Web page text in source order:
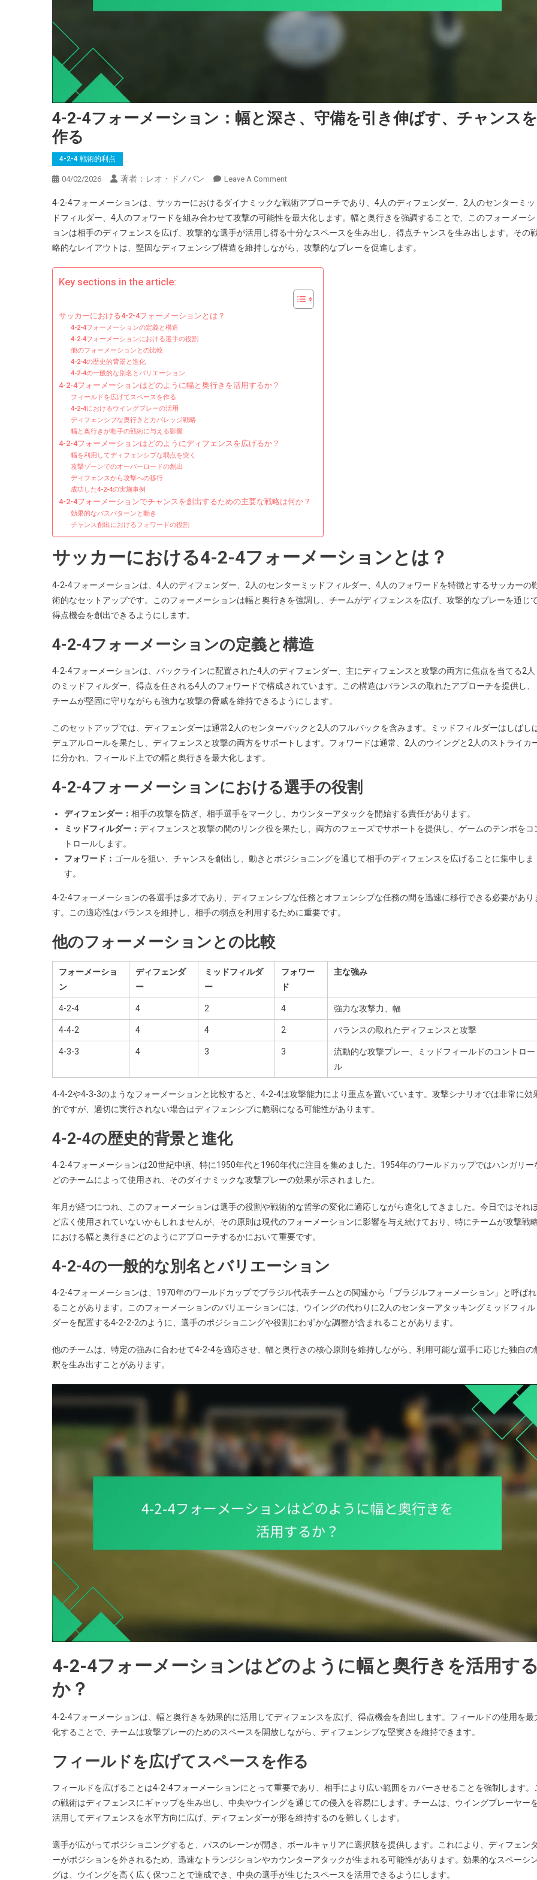
4-2-4フォーメーション：幅と深さ、守備を引き伸ばす、チャンスを
作る
4-2-4 戦術的利点
04/02/2026 著者：レオ・ドノバン Leave A CommentOn
2-
4
フ
ォ
ン
4-2-4フォーメーションは、サッカーにおけるダイナミックな戦術アプローチであり、4人のディフェンダー、2人のセンターミッ
ドフィルダー、4人のフォワードを組み合わせて攻撃の可能性を最大化します。幅と奥行きを強調することで、このフォーメーシ
ョンは相手のディフェンスを広げ、攻撃的な選手が活用し得る十分なスペースを生み出し、得点チャンスを生み出します。その
略的なレイアウトは、堅固なディフェンシブ構造を維持しながら、攻撃的なプレーを促進します。
Key sections in the article:
サッカーにおける4-2-4フォーメーションとは？
4-2-4フォーメーションの定義と構造
4-2-4フォーメーションにおける選手の役割
他のフォーメーションとの比較
4-2-4の歴史的背景と進化
4-2-4の一般的な別名とバリエーション
4-2-4フォーメーションはどのように幅と奥行きを活用するか？
フィールドを広げてスペースを作る
4-2-4におけるウイングプレーの活用
ディフェンシブな奥行きとカバレッジ戦略
幅と奥行きが相手の戦術に与える影響
4-2-4フォーメーションはどのようにディフェンスを広げるか？
幅を利用してディフェンシブな弱点を突く
攻撃ゾーンでのオーバーロードの創出
ディフェンスから攻撃への移行
成功した4-2-4の実施事例
4-2-4フォーメーションでチャンスを創出するための主要な戦略は何か？
効果的なパスパターンと動き
チャンス創出におけるフォワードの役割
サッカーにおける4-2-4フォーメーションとは？
4-2-4フォーメーションは、4人のディフェンダー、2人のセンターミッドフィルダー、4人のフォワードを特徴とするサッカーの
術的なセットアップです。このフォーメーションは幅と奥行きを強調し、チームがディフェンスを広げ、攻撃的なプレーを通じ
得点機会を創出できるようにします。
4-2-4フォーメーションの定義と構造
4-2-4フォーメーションは、バックラインに配置された4人のディフェンダー、主にディフェンスと攻撃の両方に焦点を当てる2人
のミッドフィルダー、得点を任される4人のフォワードで構成されています。この構造はバランスの取れたアプローチを提供し、
チームが堅固に守りながらも強力な攻撃の脅威を維持できるようにします。
このセットアップでは、ディフェンダーは通常2人のセンターバックと2人のフルバックを含みます。ミッドフィルダーはしばし
デュアルロールを果たし、ディフェンスと攻撃の両方をサポートします。フォワードは通常、2人のウイングと2人のストライカ
に分かれ、フィールド上での幅と奥行きを最大化します。
4-2-4フォーメーションにおける選手の役割
ディフェンダー： 相手の攻撃を防ぎ、相手選手をマークし、カウンターアタックを開始する責任があります。
ミッドフィルダー： ディフェンスと攻撃の間のリンク役を果たし、両方のフェーズでサポートを提供し、ゲームのテンポをコ
トロールします。
フォワード： ゴールを狙い、チャンスを創出し、動きとポジショニングを通じて相手のディフェンスを広げることに集中しま
す。
4-2-4フォーメーションの各選手は多才であり、ディフェンシブな任務とオフェンシブな任務の間を迅速に移行できる必要があり
す。この適応性はバランスを維持し、相手の弱点を利用するために重要です。
他のフォーメーションとの比較
フォーメーショ
ン
ディフェンダ
ー
ミッドフィルダ
ー
フォワー
ド
主な強み
4-2-4 4 2 4 強力な攻撃力、幅
4-4-2 4 4 2 バランスの取れたディフェンスと攻撃
4-3-3 4 3 3
流動的な攻撃プレー、ミッドフィールドのコントロー
ル
4-4-2や4-3-3のようなフォーメーションと比較すると、4-2-4は攻撃能力により重点を置いています。攻撃シナリオでは非常に効
的ですが、適切に実行されない場合はディフェンシブに脆弱になる可能性があります。
4-2-4の歴史的背景と進化
4-2-4フォーメーションは20世紀中頃、特に1950年代と1960年代に注目を集めました。1954年のワールドカップではハンガリー
どのチームによって使用され、そのダイナミックな攻撃プレーの効果が示されました。
年月が経つにつれ、このフォーメーションは選手の役割や戦術的な哲学の変化に適応しながら進化してきました。今日ではそれ
ど広く使用されていないかもしれませんが、その原則は現代のフォーメーションに影響を与え続けており、特にチームが攻撃戦
における幅と奥行きにどのようにアプローチするかにおいて重要です。
4-2-4の一般的な別名とバリエーション
4-2-4フォーメーションは、1970年のワールドカップでブラジル代表チームとの関連から「ブラジルフォーメーション」と呼ばれ
ることがあります。このフォーメーションのバリエーションには、ウイングの代わりに2人のセンターアタッキングミッドフィル
ダーを配置する4-2-2-2のように、選手のポジショニングや役割にわずかな調整が含まれることがあります。
他のチームは、特定の強みに合わせて4-2-4を適応させ、幅と奥行きの核心原則を維持しながら、利用可能な選手に応じた独自の
釈を生み出すことがあります。
4-2-4フォーメーションはどのように幅と奥行きを活用す
か？
4-2-4フォーメーションは、幅と奥行きを効果的に活用してディフェンスを広げ、得点機会を創出します。フィールドの使用を最
化することで、チームは攻撃プレーのためのスペースを開放しながら、ディフェンシブな堅実さを維持できます。
フィールドを広げてスペースを作る
フィールドを広げることは4-2-4フォーメーションにとって重要であり、相手により広い範囲をカバーさせることを強制します。
の戦術はディフェンスにギャップを生み出し、中央やウイングを通じての侵入を容易にします。チームは、ウイングプレーヤー
活用してディフェンスを水平方向に広げ、ディフェンダーが形を維持するのを難しくします。
選手が広がってポジショニングすると、パスのレーンが開き、ボールキャリアに選択肢を提供します。これにより、ディフェン
ーがポジションを外されるため、迅速なトランジションやカウンターアタックが生まれる可能性があります。効果的なスペーシ
グは、ウイングを高く広く保つことで達成でき、中央の選手が生じたスペースを活用できるようにします。